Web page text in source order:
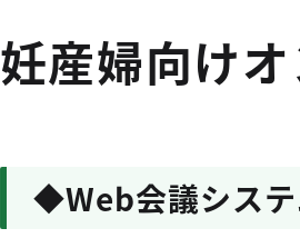
妊産婦向け
◆Web会議システ